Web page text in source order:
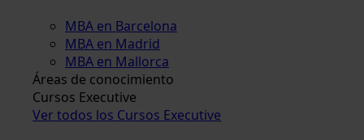
MBA en Barcelona
MBA en Madrid
MBA en Mallorca
Áreas de conocimiento
Cursos Executive
Ver todos los Cursos Executive